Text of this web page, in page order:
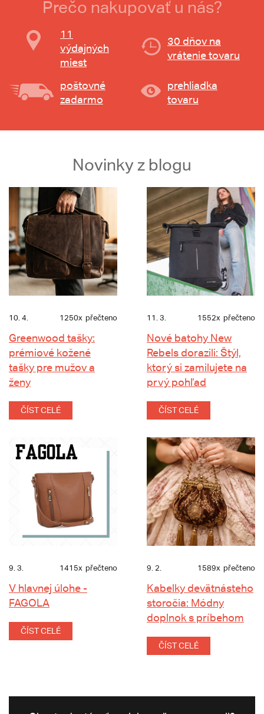
Prečo nakupovať u nás?
11
výdajných
miest
30 dňov na
vrátenie tovaru
poštovné
zadarmo
prehliadka
tovaru
Novinky z blogu
10. 4. 1250x přečteno
Greenwood tašky:
prémiové kožené
tašky pre mužov a
ženy
ČÍST CELÉ
11. 3. 1552x přečteno
Nové batohy New
Rebels dorazili: Štýl,
ktorý si zamilujete na
prvý pohľad
ČÍST CELÉ
9. 3. 1415x přečteno
V hlavnej úlohe -
FAGOLA
ČÍST CELÉ
9. 2. 1589x přečteno
Kabelky devätnásteho
storočia: Módny
doplnok s príbehom
ČÍST CELÉ